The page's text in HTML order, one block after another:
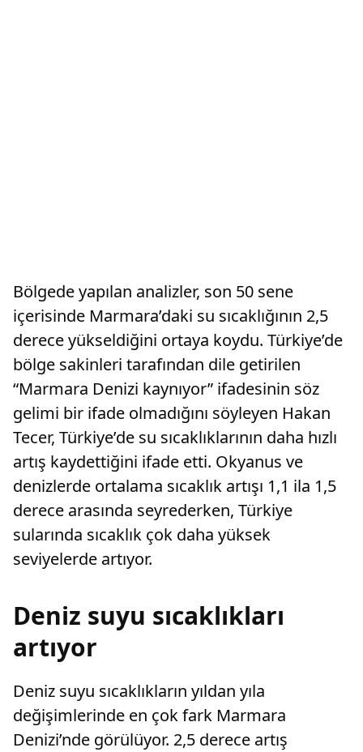
Bölgede yapılan analizler, son 50 sene
içerisinde Marmara’daki su sıcaklığının 2,5
derece yükseldiğini ortaya koydu. Türkiye’de
bölge sakinleri tarafından dile getirilen
“Marmara Denizi kaynıyor” ifadesinin söz
gelimi bir ifade olmadığını söyleyen Hakan
Tecer, Türkiye’de su sıcaklıklarının daha hızlı
artış kaydettiğini ifade etti. Okyanus ve
denizlerde ortalama sıcaklık artışı 1,1 ila 1,5
derece arasında seyrederken, Türkiye
sularında sıcaklık çok daha yüksek
seviyelerde artıyor.
Deniz suyu sıcaklıkları
artıyor
Deniz suyu sıcaklıkların yıldan yıla
değişimlerinde en çok fark Marmara
Denizi’nde görülüyor. 2,5 derece artış